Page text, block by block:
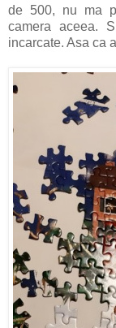
de 500, nu ma
camera aceea.
incarcate. Asa ca